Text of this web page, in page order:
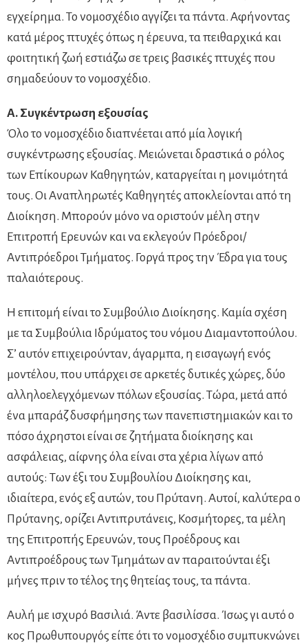
εγχείρημα. Το νομοσχέδιο αγγίζει τα πάντα. Αφήνοντας
κατά μέρος πτυχές όπως η έρευνα, τα πειθαρχικά και
φοιτητική ζωή εστιάζω σε τρεις βασικές πτυχές που
σημαδεύουν το νομοσχέδιο.
Α. Συγκέντρωση εξουσίας
Όλο το νομοσχέδιο διαπνέεται από μία λογική
συγκέντρωσης εξουσίας. Μειώνεται δραστικά ο ρόλος
των Επίκουρων Καθηγητών, καταργείται η μονιμότητά
τους. Οι Αναπληρωτές Καθηγητές αποκλείονται από τη
Διοίκηση. Μπορούν μόνο να οριστούν μέλη στην
Επιτροπή Ερευνών και να εκλεγούν Πρόεδροι/
Αντιπρόεδροι Τμήματος. Γοργά προς την Έδρα για τους
παλαιότερους.
Η επιτομή είναι το Συμβούλιο Διοίκησης. Καμία σχέση
με τα Συμβούλια Ιδρύματος του νόμου Διαμαντοπούλου.
Σ’ αυτόν επιχειρούνταν, άγαρμπα, η εισαγωγή ενός
μοντέλου, που υπάρχει σε αρκετές δυτικές χώρες, δύο
αλληλοελεγχόμενων πόλων εξουσίας. Τώρα, μετά από
ένα μπαράζ δυσφήμησης των πανεπιστημιακών και το
πόσο άχρηστοι είναι σε ζητήματα διοίκησης και
ασφάλειας, αίφνης όλα είναι στα χέρια λίγων από
αυτούς: Των έξι του Συμβουλίου Διοίκησης και,
ιδιαίτερα, ενός εξ αυτών, του Πρύτανη. Αυτοί, καλύτερα ο
Πρύτανης, ορίζει Αντιπρυτάνεις, Κοσμήτορες, τα μέλη
της Επιτροπής Ερευνών, τους Προέδρους και
Αντιπροέδρους των Τμημάτων αν παραιτούνται έξι
μήνες πριν το τέλος της θητείας τους, τα πάντα.
Αυλή με ισχυρό Βασιλιά. Άντε βασιλίσσα. Ίσως γι αυτό ο
κος Πρωθυπουργός είπε ότι το νομοσχέδιο συμπυκνώνει